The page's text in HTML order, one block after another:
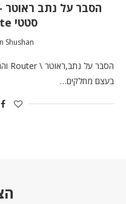
סטטי Static Route
Shushan
בעצם מחלקים…